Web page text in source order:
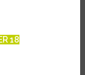
18
de Northern